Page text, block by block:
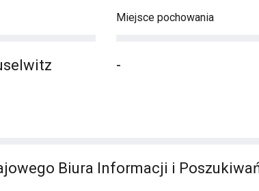
Miejsce pochowania
-
Biura Informacji i